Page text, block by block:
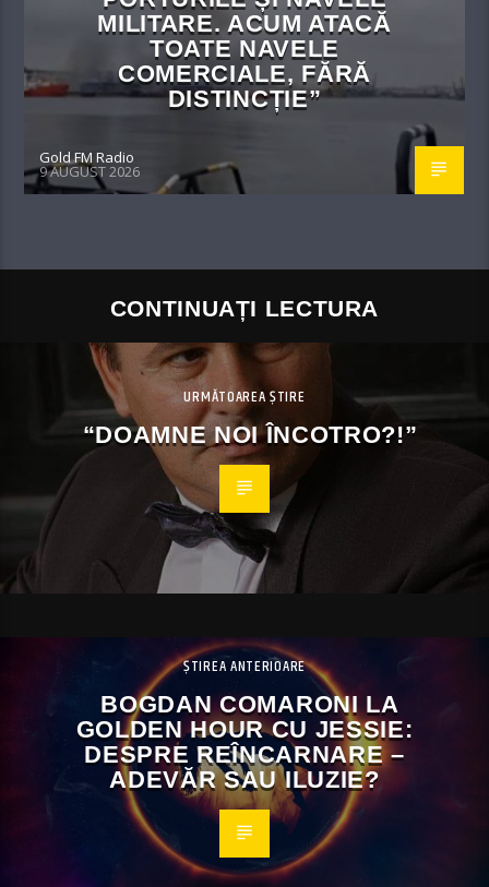
MILITARE. ACUM ATACĂ
TOATE NAVELE
COMERCIALE, FĂRĂ
DISTINCȚIE”
Gold FM Radio
9 AUGUST 2026
CONTINUAȚI LECTURA
URMĂTOAREA ȘTIRE
“DOAMNE NOI ÎNCOTRO?!”
ȘTIREA ANTERIOARE
BOGDAN COMARONI LA
GOLDEN HOUR CU JESSIE:
DESPRE REÎNCARNARE –
ADEVĂR SAU ILUZIE?